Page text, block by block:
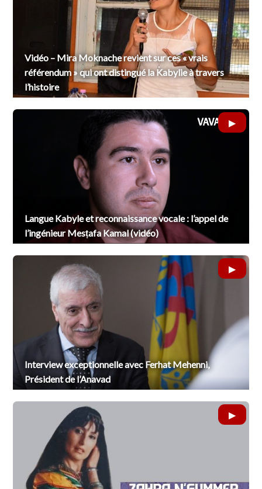
Vidéo – Mira Moknache revient sur ces « vrais
référendum » qui ont distingué la Kabylie à travers
l’histoire
Langue Kabyle et reconnaissance vocale : l’appel de
l’ingénieur Mesṭafa Kamal (vidéo)
Interview exceptionnelle avec Ferhat Mehenni,
Président de l’Anavad